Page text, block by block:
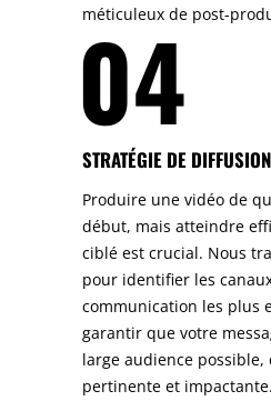
méticuleux de post-
04
STRATÉGIE DE DIFFUSION
Produire une vidéo de
début, mais atteindre
ciblé est crucial. Nous
pour identifier les
communication les plus
garantir que votre
large audience possible,
pertinente et impactante.